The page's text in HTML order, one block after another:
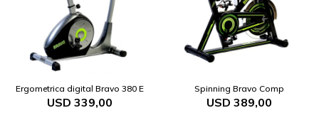
Ergometrica digital Bravo 380 E
USD 339,00
Spinning Bravo Comp
USD 389,00